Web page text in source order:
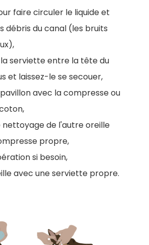
faire circuler le liquide et
débris du canal (les bruits
serviette entre la tête du
et laissez-le se secouer,
avec la compresse ou
de l'autre oreille
propre,
si besoin,
avec une serviette propre.